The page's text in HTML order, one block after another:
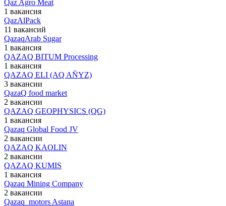
Qaz Agro Meat
1 вакансия
QazAlPack
11 вакансий
QazaqArab Sugar
1 вакансия
QAZAQ BITUM Processing
1 вакансия
QAZAQ ELI (AQ AÑYZ)
3 вакансии
QazaQ food market
2 вакансии
QAZAQ GEOPHYSICS (QG)
1 вакансия
Qazaq Global Food JV
2 вакансии
QAZAQ KAOLIN
2 вакансии
QAZAQ KUMIS
1 вакансия
Qazaq Mining Company
2 вакансии
Qazaq_motors Astana